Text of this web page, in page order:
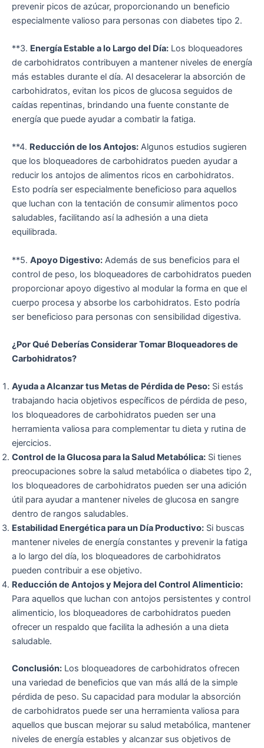
prevenir picos de azúcar, proporcionando un beneficio
especialmente valioso para personas con diabetes tipo 2.
**3. Energía Estable a lo Largo del Día: Los bloqueadores
de carbohidratos contribuyen a mantener niveles de energía
más estables durante el día. Al desacelerar la absorción de
carbohidratos, evitan los picos de glucosa seguidos de
caídas repentinas, brindando una fuente constante de
energía que puede ayudar a combatir la fatiga.
**4. Reducción de los Antojos: Algunos estudios sugieren
que los bloqueadores de carbohidratos pueden ayudar a
reducir los antojos de alimentos ricos en carbohidratos.
Esto podría ser especialmente beneficioso para aquellos
que luchan con la tentación de consumir alimentos poco
saludables, facilitando así la adhesión a una dieta
equilibrada.
**5. Apoyo Digestivo: Además de sus beneficios para el
control de peso, los bloqueadores de carbohidratos pueden
proporcionar apoyo digestivo al modular la forma en que el
cuerpo procesa y absorbe los carbohidratos. Esto podría
ser beneficioso para personas con sensibilidad digestiva.
¿Por Qué Deberías Considerar Tomar Bloqueadores de
Carbohidratos?
Ayuda a Alcanzar tus Metas de Pérdida de Peso: Si estás
trabajando hacia objetivos específicos de pérdida de peso,
los bloqueadores de carbohidratos pueden ser una
herramienta valiosa para complementar tu dieta y rutina de
ejercicios.
Control de la Glucosa para la Salud Metabólica: Si tienes
preocupaciones sobre la salud metabólica o diabetes tipo 2,
los bloqueadores de carbohidratos pueden ser una adición
útil para ayudar a mantener niveles de glucosa en sangre
dentro de rangos saludables.
Estabilidad Energética para un Día Productivo: Si buscas
mantener niveles de energía constantes y prevenir la fatiga
a lo largo del día, los bloqueadores de carbohidratos
pueden contribuir a ese objetivo.
Reducción de Antojos y Mejora del Control Alimenticio:
Para aquellos que luchan con antojos persistentes y control
alimenticio, los bloqueadores de carbohidratos pueden
ofrecer un respaldo que facilita la adhesión a una dieta
saludable.
Conclusión: Los bloqueadores de carbohidratos ofrecen
una variedad de beneficios que van más allá de la simple
pérdida de peso. Su capacidad para modular la absorción
de carbohidratos puede ser una herramienta valiosa para
aquellos que buscan mejorar su salud metabólica, mantener
niveles de energía estables y alcanzar sus objetivos de